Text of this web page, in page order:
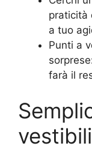
praticità
a tuo
Punti a
farà il